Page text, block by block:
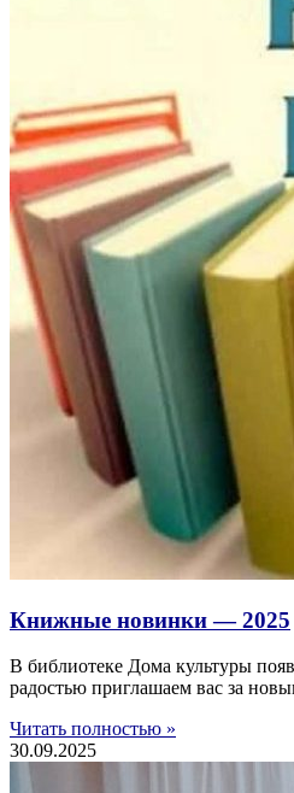
Книжные новинки — 2025
В библиотеке Дома культуры
радостью приглашаем вас за
Читать полностью »
30.09.2025